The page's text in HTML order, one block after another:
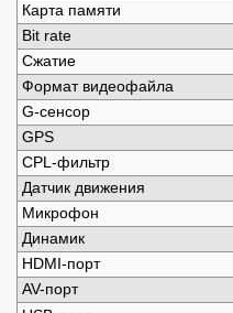
Карта памяти
Bit rate
Сжатие
Формат видеофайла
G-сенсор
GPS
CPL-фильтр
Датчик движения
Микрофон
Динамик
HDMI-порт
AV-порт